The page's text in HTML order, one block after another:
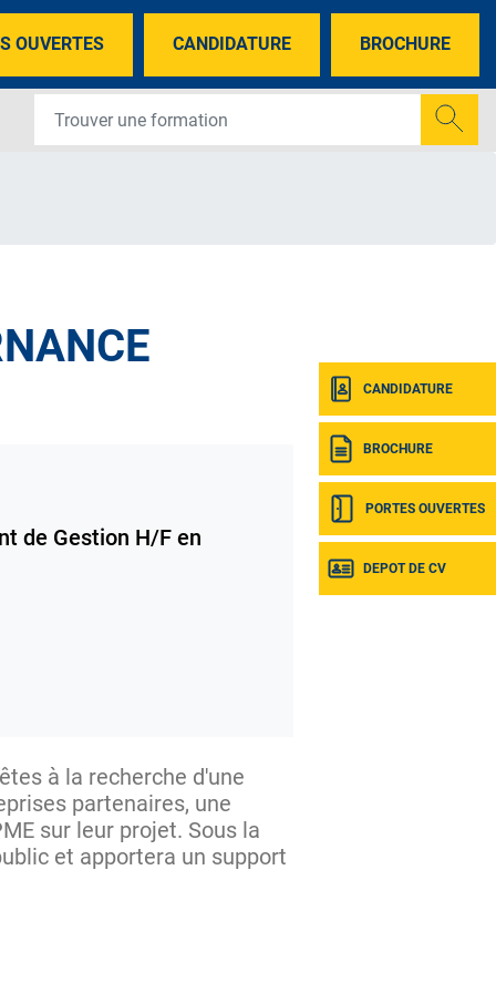
OUVERTES CANDIDATURE BROCHURE
CANDIDATURE
BROCHURE
PORTES OUVERTES
DEPOT DE CV
de Gestion H/F en
à la recherche d'une
partenaires, une
sur leur projet. Sous la
et apportera un support